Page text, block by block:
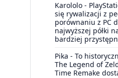
Karololo -
się rywalizacji z
porównaniu z PC
najwyższej półki
bardziej
Pika - To
The Legend of
Time Remake